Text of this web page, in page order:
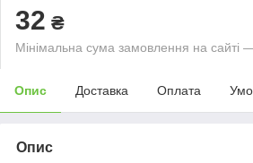
32 ₴
Мінімальна сума замовлення на сайті
Опис Доставка Оплата
Опис